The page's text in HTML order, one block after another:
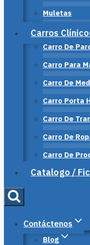
Muletas
Carros
Carro De
Carro Para
Carro De
Carro Porta
Carro De
Carro De
Carro De
Catalogo /
Contáctenos
Blog